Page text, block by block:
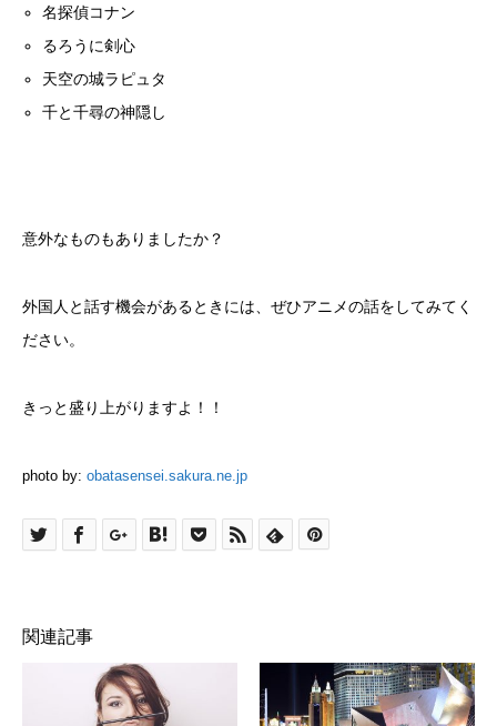
名探偵コナン
るろうに剣心
天空の城ラピュタ
千と千尋の神隠し
意外なものもありましたか？
外国人と話す機会があるときには、ぜひアニメの話をしてみてく
ださい。
きっと盛り上がりますよ！！
photo by: obatasensei.sakura.ne.jp
関連記事